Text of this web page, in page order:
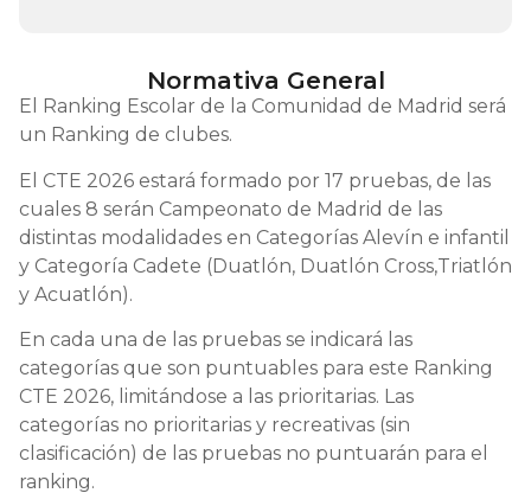
Normativa General
El Ranking Escolar de la Comunidad de Madrid será
un Ranking de clubes.
El CTE 2026 estará formado por 17 pruebas, de las
cuales 8 serán Campeonato de Madrid de las
distintas modalidades en Categorías Alevín e infantil
y Categoría Cadete (Duatlón, Duatlón Cross,Triatlón
y Acuatlón).
En cada una de las pruebas se indicará las
categorías que son puntuables para este Ranking
CTE 2026, limitándose a las prioritarias. Las
categorías no prioritarias y recreativas (sin
clasificación) de las pruebas no puntuarán para el
ranking.